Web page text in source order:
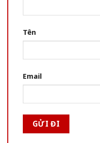
Tên
Email